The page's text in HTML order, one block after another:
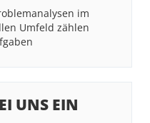
im
Umfeld zählen
UNS EIN